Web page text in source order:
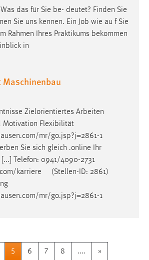
das für Sie be- deutet? Finden Sie
Sie uns kennen. Ein Job wie au f Sie
Rahmen Ihres Praktikums bekommen
in
Zielorientiertes Arbeiten
Motivation Flexibilität
mr/go.jsp?j=2861-1
Sie sich gleich .online Ihr
Telefon: 0941/4090-2731
karriere (Stellen-ID: 2861)
mr/go.jsp?j=2861-1
5 6 7 8 .... »